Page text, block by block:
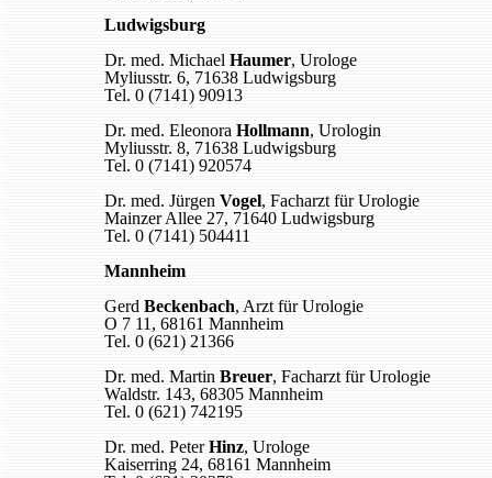
Ludwigsburg
Dr. med. Michael Haumer, Urologe
Myliusstr. 6, 71638 Ludwigsburg
Tel. 0 (7141) 90913
Dr. med. Eleonora Hollmann, Urologin
Myliusstr. 8, 71638 Ludwigsburg
Tel. 0 (7141) 920574
Dr. med. Jürgen Vogel, Facharzt für Urologie
Mainzer Allee 27, 71640 Ludwigsburg
Tel. 0 (7141) 504411
Mannheim
Gerd Beckenbach, Arzt für Urologie
O 7 11, 68161 Mannheim
Tel. 0 (621) 21366
Dr. med. Martin Breuer, Facharzt für Urologie
Waldstr. 143, 68305 Mannheim
Tel. 0 (621) 742195
Dr. med. PeterHinz, Urologe
Kaiserring 24, 68161 Mannheim